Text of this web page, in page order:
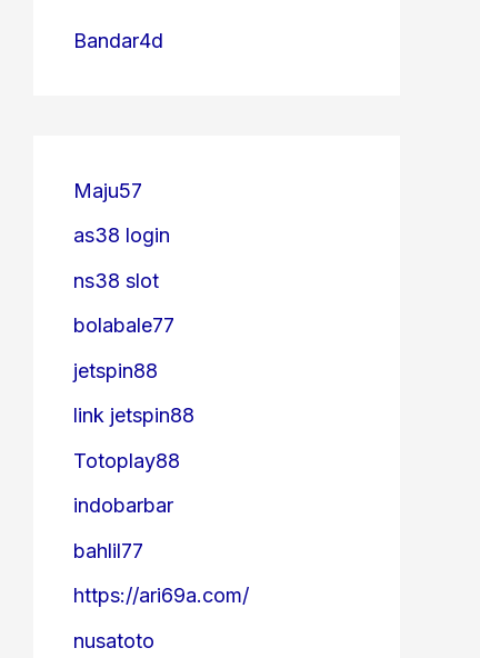
Bandar4d
Maju57
as38 login
ns38 slot
bolabale77
jetspin88
link jetspin88
Totoplay88
indobarbar
bahlil77
https://ari69a.com/
nusatoto